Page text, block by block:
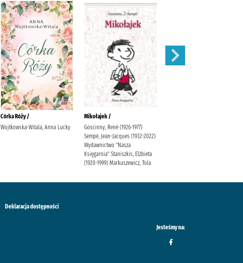
Córka Róży /
Wojtkowska-Witala, Anna Lucky
Mikołajek /
Goscinny, René (1926-1977)
Sempé, Jean-Jacques (1932-2022)
Wydawnictwo "Nasza
Księgarnia" Staniszkis, Elżbieta
(1920-1999) Markuszewicz, Tola
Deklaracja dostępności
Jesteśmy na: